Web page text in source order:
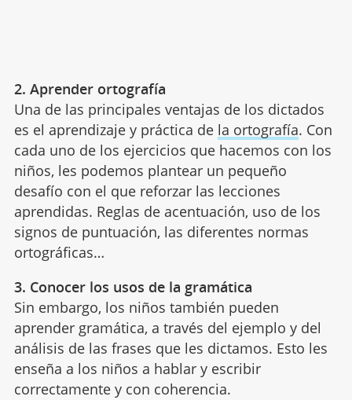
2. Aprender ortografía
Una de las principales ventajas de los dictados
es el aprendizaje y práctica de la ortografía. Con
cada uno de los ejercicios que hacemos con los
niños, les podemos plantear un pequeño
desafío con el que reforzar las lecciones
aprendidas. Reglas de acentuación, uso de los
signos de puntuación, las diferentes normas
ortográficas…
3. Conocer los usos de la gramática
Sin embargo, los niños también pueden
aprender gramática, a través del ejemplo y del
análisis de las frases que les dictamos. Esto les
enseña a los niños a hablar y escribir
correctamente y con coherencia.